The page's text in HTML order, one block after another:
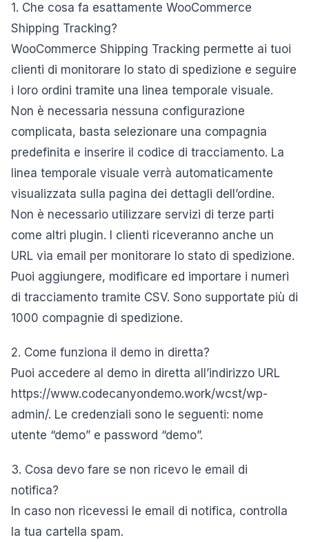
1. Che cosa fa esattamente WooCommerce
Shipping Tracking?
WooCommerce Shipping Tracking permette ai tuoi
clienti di monitorare lo stato di spedizione e seguire
i loro ordini tramite una linea temporale visuale.
Non è necessaria nessuna configurazione
complicata, basta selezionare una compagnia
predefinita e inserire il codice di tracciamento. La
linea temporale visuale verrà automaticamente
visualizzata sulla pagina dei dettagli dell’ordine.
Non è necessario utilizzare servizi di terze parti
come altri plugin. I clienti riceveranno anche un
URL via email per monitorare lo stato di spedizione.
Puoi aggiungere, modificare ed importare i numeri
di tracciamento tramite CSV. Sono supportate più di
1000 compagnie di spedizione.
2. Come funziona il demo in diretta?
Puoi accedere al demo in diretta all’indirizzo URL
https://www.codecanyondemo.work/wcst/wp-
admin/. Le credenziali sono le seguenti: nome
utente “demo” e password “demo”.
3. Cosa devo fare se non ricevo le email di
notifica?
In caso non ricevessi le email di notifica, controlla
la tua cartella spam.